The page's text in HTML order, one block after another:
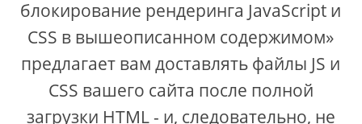
блокирование рендеринга JavaScript и
CSS в вышеописанном содержимом»
предлагает вам доставлять файлы JS и
CSS вашего сайта после полной
загрузки HTML - и, следовательно, не